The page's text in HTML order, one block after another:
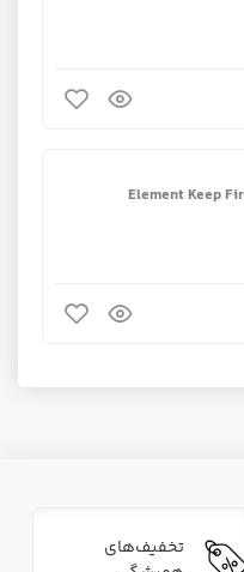
تخفیف‌های